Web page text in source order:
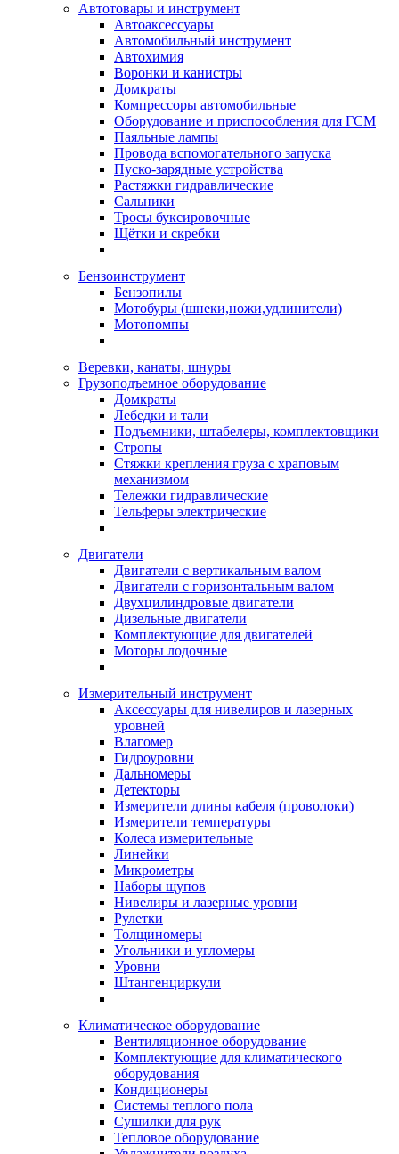
Автотовары и инструмент
Автоаксессуары
Автомобильный инструмент
Автохимия
Воронки и канистры
Домкраты
Компрессоры автомобильные
Оборудование и приспособления для ГСМ
Паяльные лампы
Провода вспомогательного запуска
Пуско-зарядные устройства
Растяжки гидравлические
Сальники
Тросы буксировочные
Щётки и скребки
Бензоинструмент
Бензопилы
Мотобуры (шнеки,ножи,удлинители)
Мотопомпы
Веревки, канаты, шнуры
Грузоподъемное оборудование
Домкраты
Лебедки и тали
Подъемники, штабелеры, комплектовщики
Стропы
Стяжки крепления груза с храповым
механизмом
Тележки гидравлические
Тельферы электрические
Двигатели
Двигатели с вертикальным валом
Двигатели с горизонтальным валом
Двухцилиндровые двигатели
Дизельные двигатели
Комплектующие для двигателей
Моторы лодочные
Измерительный инструмент
Аксессуары для нивелиров и лазерных
уровней
Влагомер
Гидроуровни
Дальномеры
Детекторы
Измерители длины кабеля (проволоки)
Измерители температуры
Колеса измерительные
Линейки
Микрометры
Наборы щупов
Нивелиры и лазерные уровни
Рулетки
Толщиномеры
Угольники и угломеры
Уровни
Штангенциркули
Климатическое оборудование
Вентиляционное оборудование
Комплектующие для климатического
оборудования
Кондиционеры
Системы теплого пола
Сушилки для рук
Тепловое оборудование